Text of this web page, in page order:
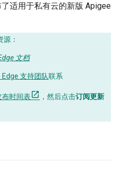
适用于私有云的新版 Apigee
：
文档
支持团队联系
时间表 ，然后点击订阅更新